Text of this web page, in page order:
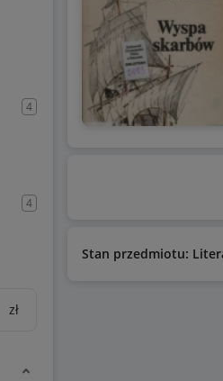
4
4
zł
Stan przedmiotu: